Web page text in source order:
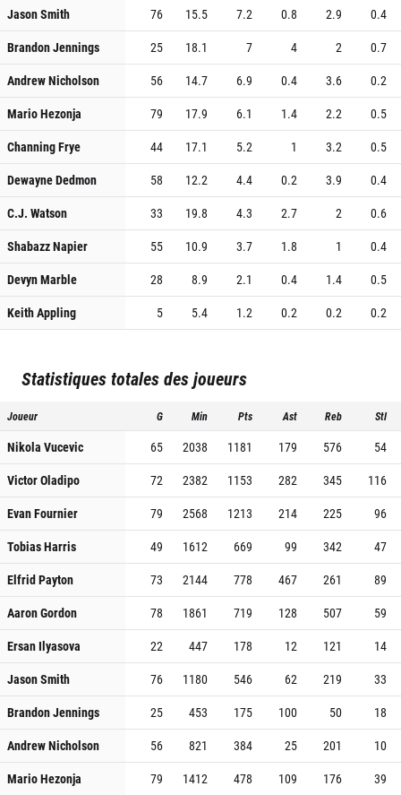
Jason Smith
76 15.5 7.2 0.8 2.9
0.4
Brandon Jennings
25 18.1 7 4 2
0.7
Andrew Nicholson
56 14.7 6.9 0.4 3.6
0.2
Mario Hezonja
79 17.9 6.1 1.4 2.2
0.5
Channing Frye
44 17.1 5.2 1 3.2
0.5
Dewayne Dedmon
58 12.2 4.4 0.2 3.9
0.4
C.J. Watson
33 19.8 4.3 2.7 2
0.6
Shabazz Napier
55 10.9 3.7 1.8 1
0.4
Devyn Marble
28 8.9 2.1 0.4 1.4
0.5
Keith Appling
5 5.4 1.2 0.2 0.2 0.2
Statistiques totales des joueurs
Joueur G Min Pts Ast Reb Stl
Nikola Vucevic 65 2038 1181 179 576
54
Victor Oladipo
72 2382 1153 282 345
116
Evan Fournier
79 2568 1213 214 225
96
Tobias Harris
49 1612 669 99 342
47
Elfrid Payton
73 2144 778 467 261
89
Aaron Gordon
78 1861 719 128 507
59
Ersan Ilyasova
22 447 178 12 121
14
Jason Smith
76 1180 546 62 219
33
Brandon Jennings
25 453 175 100 50
18
Andrew Nicholson
56 821 384 25 201
10
Mario Hezonja
79 1412 478 109 176
39